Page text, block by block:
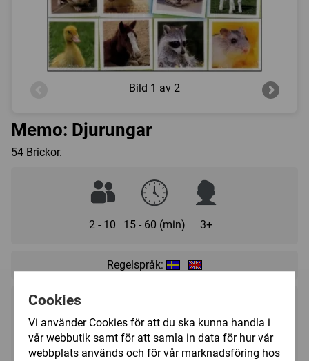
Cookies
Vi använder Cookies för att du ska kunna handla i
vår webbutik samt för att samla in data för hur vår
webbplats används och för vår marknadsföring hos
Bild 1 av 2
Memo: Djurungar
54 Brickor.
2 - 10 15 - 60 (min) 3+
Regelspråk:
115 kr Bevaka
Tillfälligt slut